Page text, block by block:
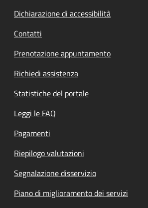
Dichiarazione di accessibilità
Contatti
Prenotazione appuntamento
Richiedi assistenza
Statistiche del portale
Leggi le FAQ
Pagamenti
Riepilogo valutazioni
Segnalazione disservizio
Piano di miglioramento dei servizi